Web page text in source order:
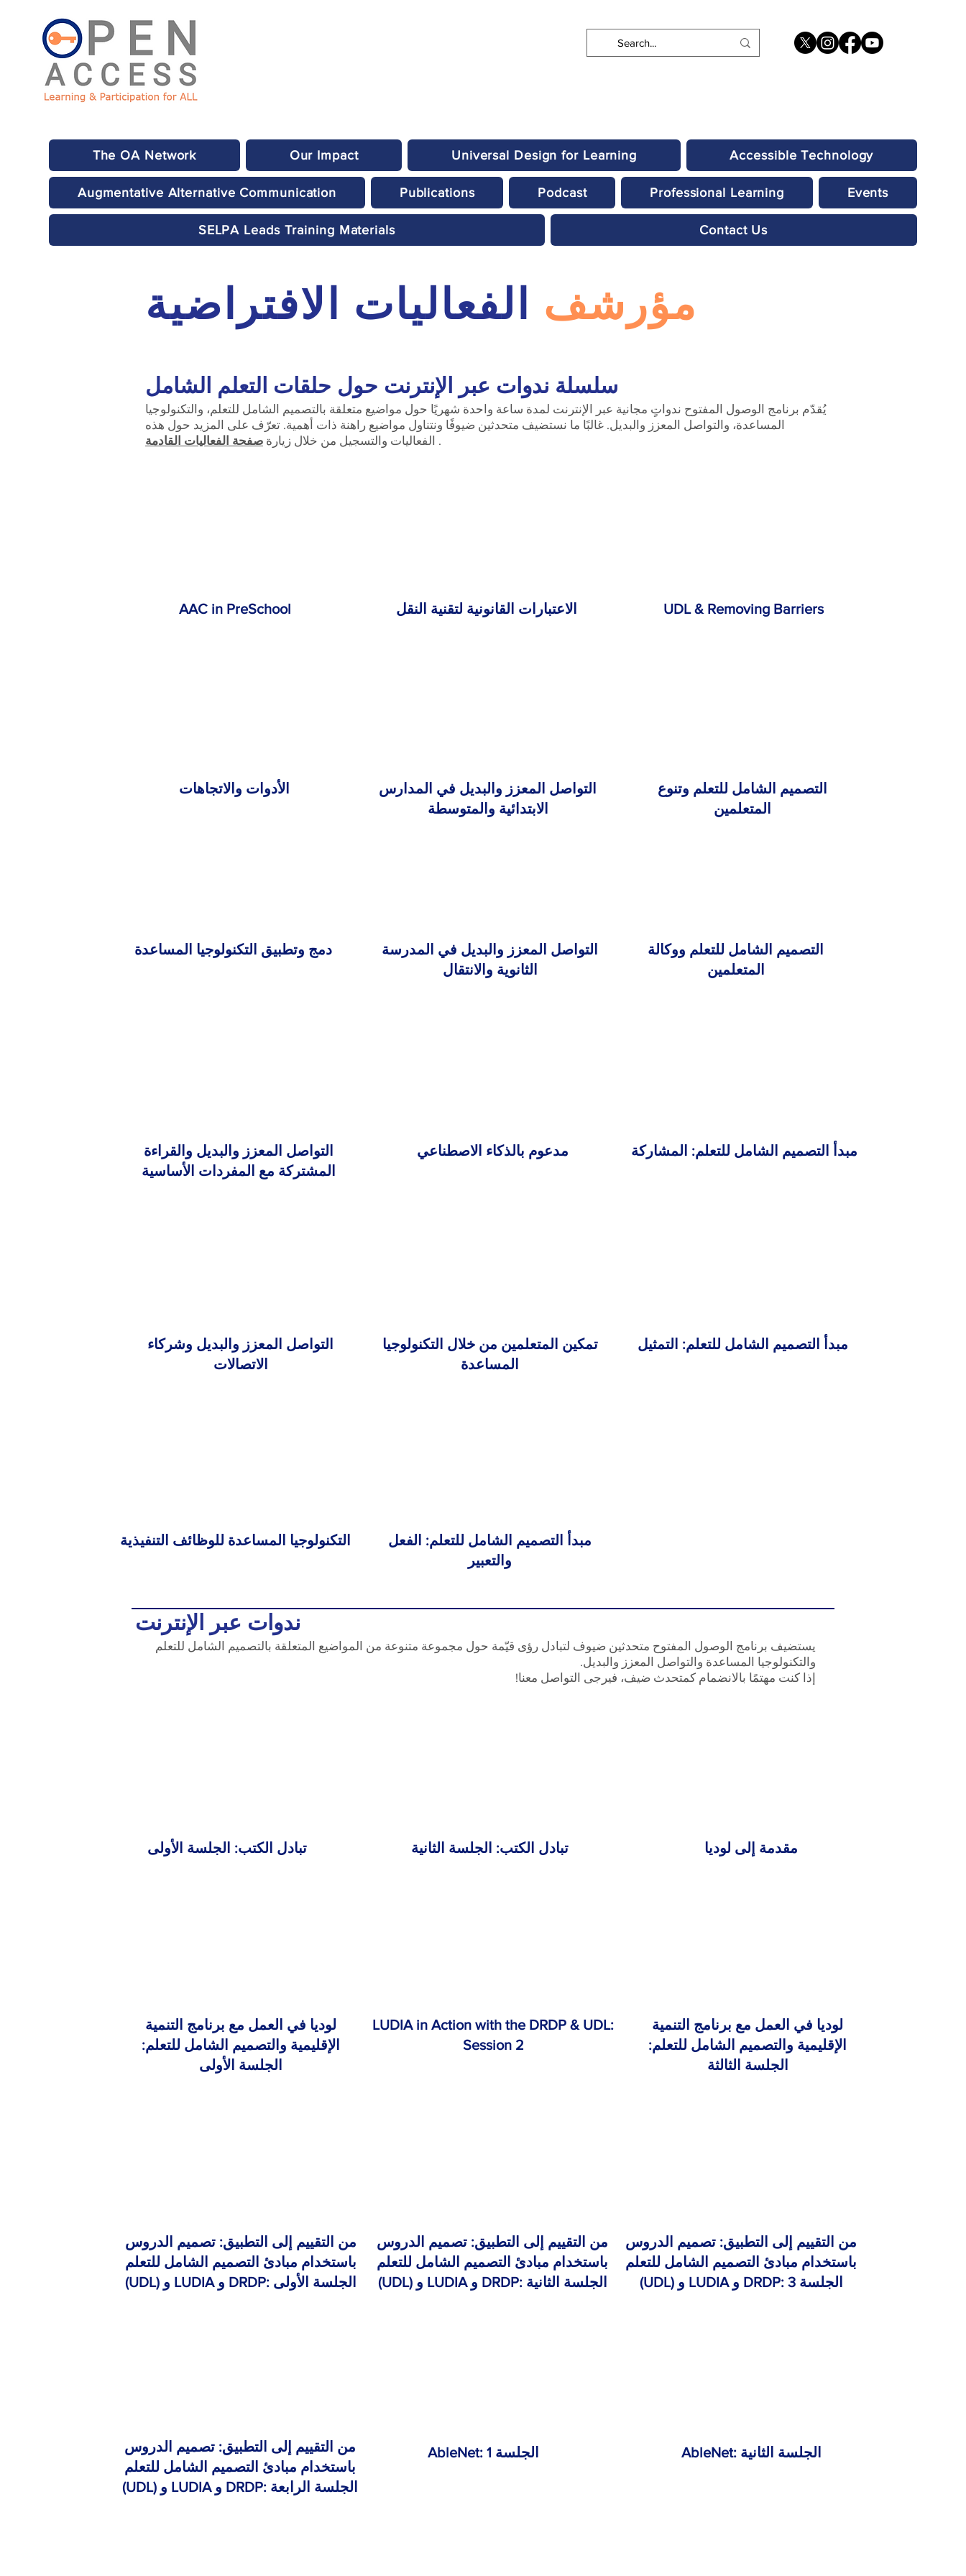
The OA Network Our Impact Universal Design for Learning Accessible Technology
Augmentative Alternative Communication Publications Podcast Professional Learning Events
SELPA Leads Training Materials Contact Us
مؤرشف الفعاليات الافتراضية
سلسلة ندوات عبر الإنترنت حول حلقات التعلم الشامل
يُقدّم برنامج الوصول المفتوح ندواتٍ مجانية عبر الإنترنت لمدة ساعة واحدة شهريًا حول مواضيع متعلقة بالتصميم الشامل للتعلم، والتكنولوجيا
المساعدة، والتواصل المعزز والبديل. غالبًا ما نستضيف متحدثين ضيوفًا ونتناول مواضيع راهنة ذات أهمية. تعرّف على المزيد حول هذه
الفعاليات والتسجيل من خلال زيارة صفحة الفعاليات القادمة .
AAC in PreSchool الاعتبارات القانونية لتقنية النقل UDL & Removing Barriers
الأدوات والاتجاهات
التواصل المعزز والبديل في المدارس
الابتدائية والمتوسطة
التصميم الشامل للتعلم وتنوع
المتعلمين
دمج وتطبيق التكنولوجيا المساعدة
التواصل المعزز والبديل في المدرسة
الثانوية والانتقال
التصميم الشامل للتعلم ووكالة
المتعلمين
التواصل المعزز والبديل والقراءة
المشتركة مع المفردات الأساسية
التواصل المعزز والبديل وشركاء
الاتصالات
التكنولوجيا المساعدة للوظائف التنفيذية
مدعوم بالذكاء الاصطناعي
تمكين المتعلمين من خلال التكنولوجيا
المساعدة
مبدأ التصميم الشامل للتعلم: الفعل
والتعبير
مبدأ التصميم الشامل للتعلم: المشاركة
مبدأ التصميم الشامل للتعلم: التمثيل
ندوات عبر الإنترنت
يستضيف برنامج الوصول المفتوح متحدثين ضيوف لتبادل رؤى قيّمة حول مجموعة متنوعة من المواضيع المتعلقة بالتصميم الشامل للتعلم
والتكنولوجيا المساعدة والتواصل المعزز والبديل.
إذا كنت مهتمًا بالانضمام كمتحدث ضيف، فيرجى التواصل معنا!
تبادل الكتب: الجلسة الأولى تبادل الكتب: الجلسة الثانية مقدمة إلى لوديا
لوديا في العمل مع برنامج التنمية
الإقليمية والتصميم الشامل للتعلم:
الجلسة الأولى
LUDIA in Action with the DRDP & UDL:
Session 2
لوديا في العمل مع برنامج التنمية
الإقليمية والتصميم الشامل للتعلم:
الجلسة الثالثة
من التقييم إلى التطبيق: تصميم الدروس
باستخدام مبادئ التصميم الشامل للتعلم
(UDL) و LUDIA و DRDP: الجلسة الأولى
من التقييم إلى التطبيق: تصميم الدروس
باستخدام مبادئ التصميم الشامل للتعلم
(UDL) و LUDIA و DRDP: الجلسة الثانية
من التقييم إلى التطبيق: تصميم الدروس
باستخدام مبادئ التصميم الشامل للتعلم
(UDL) و LUDIA و DRDP: الجلسة 3
من التقييم إلى التطبيق: تصميم الدروس
باستخدام مبادئ التصميم الشامل للتعلم
(UDL) و LUDIA و DRDP: الجلسة الرابعة
AbleNet: الجلسة 1 AbleNet: الجلسة الثانية